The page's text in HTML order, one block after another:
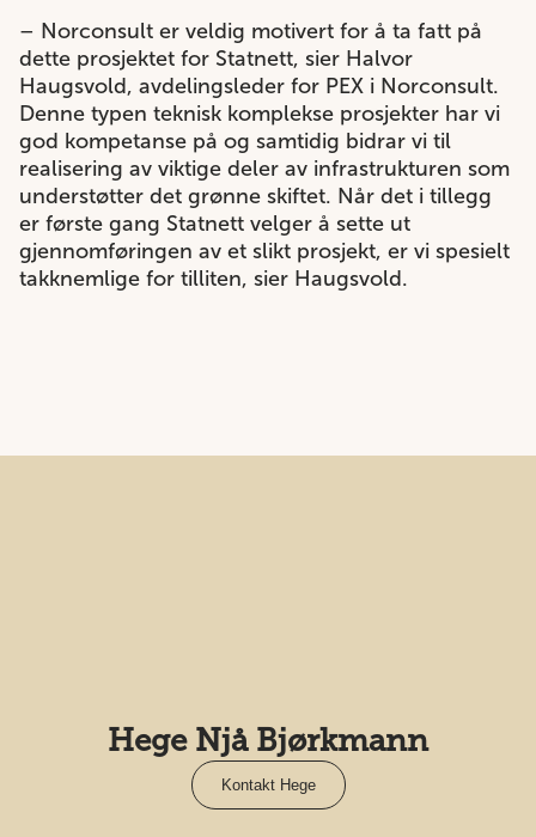
– Norconsult er veldig motivert for å ta fatt på
dette prosjektet for Statnett, sier Halvor
Haugsvold, avdelingsleder for PEX i Norconsult.
Denne typen teknisk komplekse prosjekter har vi
god kompetanse på og samtidig bidrar vi til
realisering av viktige deler av infrastrukturen som
understøtter det grønne skiftet. Når det i tillegg
er første gang Statnett velger å sette ut
gjennomføringen av et slikt prosjekt, er vi spesielt
takknemlige for tilliten, sier Haugsvold.
Hege Njå Bjørkmann
Kontakt Hege